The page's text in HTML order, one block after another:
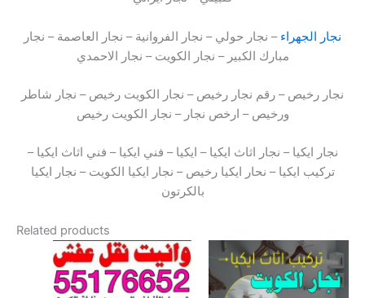
نجار الجهراء – نجار حولي – نجار الفروانية – نجار العاصمة – نجار
مبارك الكبير – نجار الكويت – نجار الاحمدي
نجار رخيص – رقم نجار رخيص – نجار الكويت رخيص – نجار شاطر
ورخيص – ارخص نجار – نجار الكويت رخيص
نجار ايكيا – نجار اثاث ايكيا – ايكيا – فني ايكيا – فني اثاث ايكيا –
تركيب ايكيا – نحار ايكيا رخيص – نجار ايكيا الكويت – نجار ايكيا
بالكرتون
Related products